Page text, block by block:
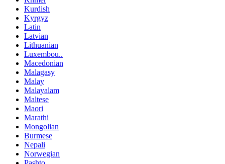
Kurdish
Kyrgyz
Latin
Latvian
Lithuanian
Luxembou..
Macedonian
Malagasy
Malay
Malayalam
Maltese
Maori
Marathi
Mongolian
Burmese
Nepali
Norwegian